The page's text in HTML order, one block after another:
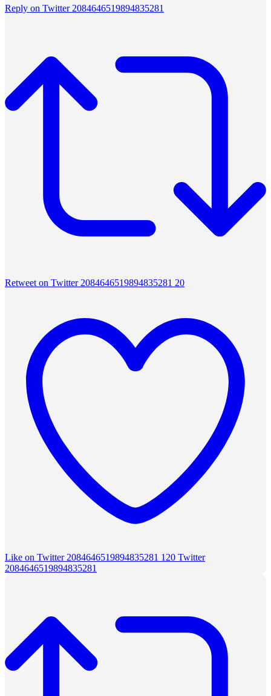
Reply on Twitter 2084646519894835281
Retweet on Twitter 2084646519894835281 20
Like on Twitter 2084646519894835281 120 Twitter
2084646519894835281